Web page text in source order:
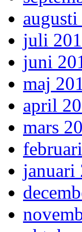
juli
juni
maj
april
mars
januari